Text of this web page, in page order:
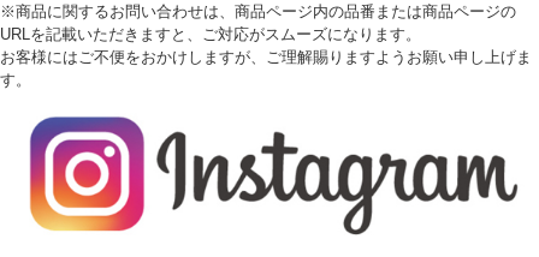
※商品に関するお問い合わせは、商品ページ内の品番または商品ページの
URLを記載いただきますと、ご対応がスムーズになります。
お客様にはご不便をおかけしますが、ご理解賜りますようお願い申し上げま
す。